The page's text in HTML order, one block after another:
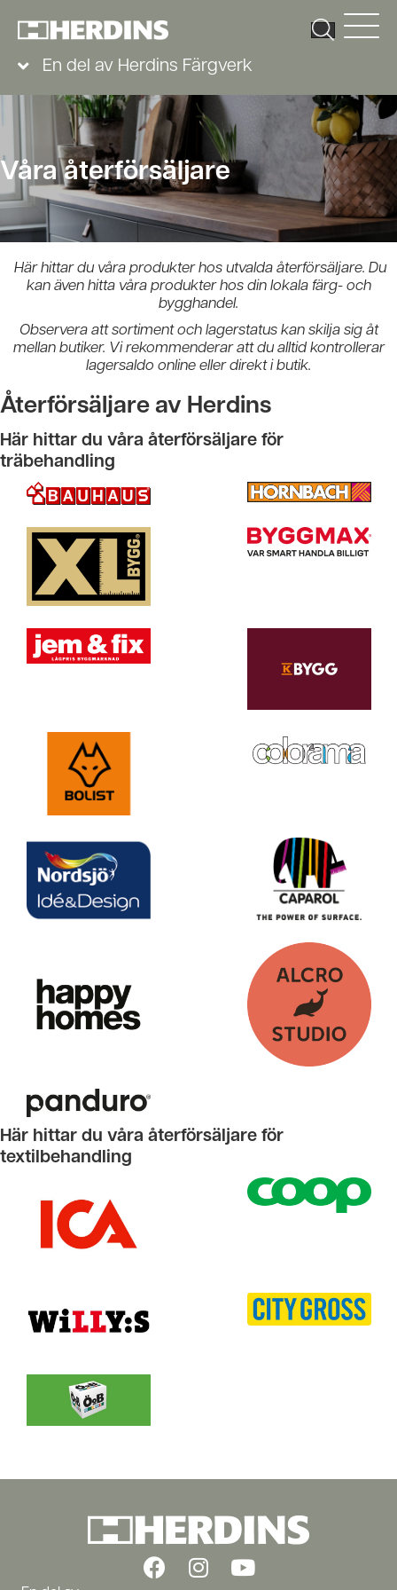
En del av Herdins Färgverk
Våra återförsäljare
Här hittar du våra produkter hos utvalda återförsäljare. Du
kan även hitta våra produkter hos din lokala färg- och
bygghandel.
Observera att sortiment och lagerstatus kan skilja sig åt
mellan butiker. Vi rekommenderar att du alltid kontrollerar
lagersaldo online eller direkt i butik.
Återförsäljare av Herdins
Här hittar du våra återförsäljare för
träbehandling
Här hittar du våra återförsäljare för
textilbehandling